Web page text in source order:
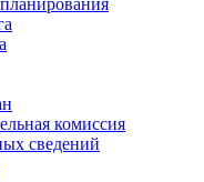
комиссия
сведений